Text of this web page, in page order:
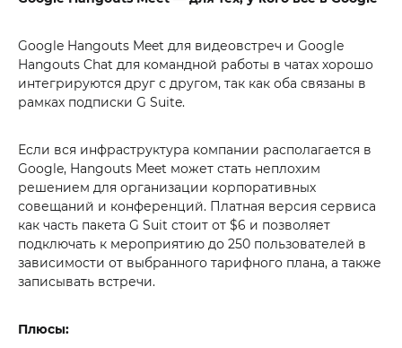
Google Hangouts Meet для видеовстреч и Google
Hangouts Chat для командной работы в чатах хорошо
интегрируются друг с другом, так как оба связаны в
рамках подписки G Suite.
Если вся инфраструктура компании располагается в
Google, Hangouts Meet может стать неплохим
решением для организации корпоративных
совещаний и конференций. Платная версия сервиса
как часть пакета G Suit стоит от $6 и позволяет
подключать к мероприятию до 250 пользователей в
зависимости от выбранного тарифного плана, а также
записывать встречи.
Плюсы: